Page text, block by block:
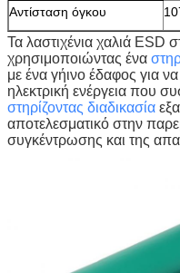
Αντίσταση όγκου
Τα λαστιχένια χαλιά ESD
χρησιμοποιώντας ένα
με ένα γήινο έδαφος για
ηλεκτρική ενέργεια που
στηρίζοντας διαδικασία
αποτελεσματικό στην
συγκέντρωσης και της